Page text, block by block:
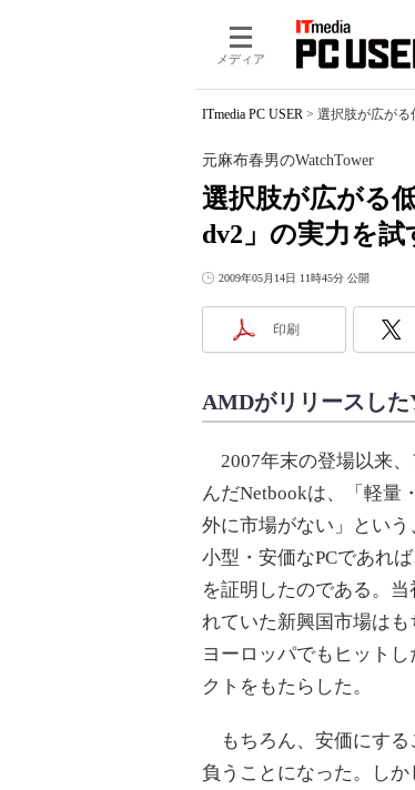
メディア
ITmedia PC USER > 選択肢が広がる
選択肢が広がる
dv2」の実力を試
元麻布春男のWatchTower
2009年05月14日 11時45分 公開
印刷
AMDがリリースし
2007年末の登場以来
んだNetbookは、「軽量
外に市場がない」という
小型・安価なPCであれ
を証明したのである。
れていた新興国市場は
ヨーロッパでもヒット
クトをもたらした。
もちろん、安価にする
負うことになった。し